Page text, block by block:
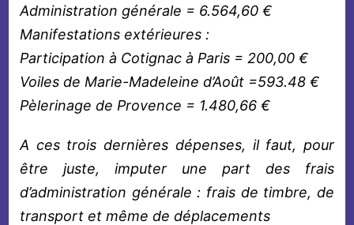
Administration générale = 6.564,60 €
Manifestations extérieures :
Participation à Cotignac à Paris = 200,00 €
Voiles de Marie-Madeleine d’Août =593.48 €
Pèlerinage de Provence = 1.480,66 €
A ces trois dernières dépenses, il faut, pour
être juste, imputer une part des frais
d’administration générale : frais de timbre, de
transport et même de déplacements